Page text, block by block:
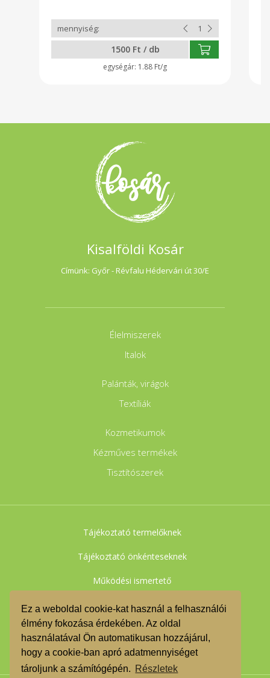
Ez a weboldal cookie-kat használ a felhasználói
élmény fokozása érdekében. Az oldal
használatával Ön automatikusan hozzájárul,
hogy a cookie-ban apró adatmennyiséget
tároljunk a számítógépén. Részletek
1500 Ft / db
1.88 Ft/g
Kisalföldi Kosár
Címünk: Győr - Révfalu Hédervári út 30/E
Élelmiszerek
Italok
Palánták, virágok
Textíliák
Kozmetikumok
Kézműves termékek
Tisztítószerek
Tájékoztató termelőknek
Tájékoztató önkénteseknek
Működési ismertető
Adatkezelési tájékoztató
Felhasználási feltételek
Impresszum